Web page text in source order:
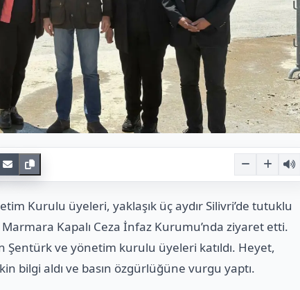
Kurulu üyeleri, yaklaşık üç aydır Silivri’de tutuklu
Marmara Kapalı Ceza İnfaz Kurumu’nda ziyaret etti.
Şentürk ve yönetim kurulu üyeleri katıldı. Heyet,
bilgi aldı ve basın özgürlüğüne vurgu yaptı.